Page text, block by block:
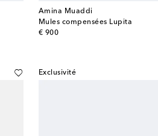
Amina Muaddi
Mules compensées Lupita
€ 900
original price
Exclusivité